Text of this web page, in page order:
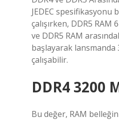
JEDEC spesifikasyonu
çalışırken, DDR5
ve DDR5 RAM
başlayarak lansmanda
çalışabilir.
DDR4 3200
Bu değer, RAM